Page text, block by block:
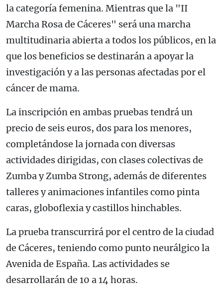
la categoría femenina. Mientras que la "II
Marcha Rosa de Cáceres" será una marcha
multitudinaria abierta a todos los públicos, en la
que los beneficios se destinarán a apoyar la
investigación y a las personas afectadas por el
cáncer de mama.
La inscripción en ambas pruebas tendrá un
precio de seis euros, dos para los menores,
completándose la jornada con diversas
actividades dirigidas, con clases colectivas de
Zumba y Zumba Strong, además de diferentes
talleres y animaciones infantiles como pinta
caras, globoflexia y castillos hinchables.
La prueba transcurrirá por el centro de la ciudad
de Cáceres, teniendo como punto neurálgico la
Avenida de España. Las actividades se
desarrollarán de 10 a 14 horas.